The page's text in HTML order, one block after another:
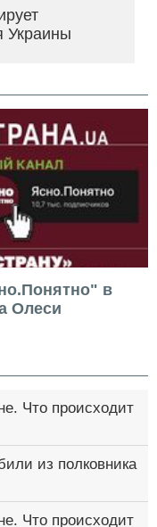
в
Олеси
Что происходит
из полковника
Что происходит
Украины